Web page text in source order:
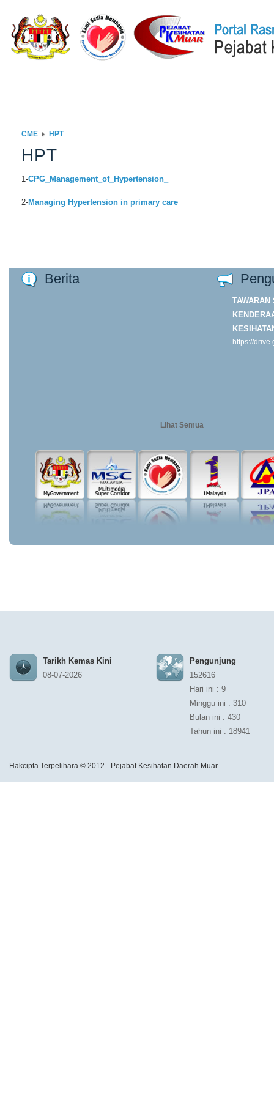
CME HPT
HPT
1-CPG_Management_of_Hypertension_
2-Managing Hypertension in primary care
Berita
Lihat Semua
https://
Tarikh Kemas Kini
08-07-2026
Pengunjung
152616
Hari ini : 9
Minggu ini : 310
Bulan ini : 430
Tahun ini : 18941
Hakcipta Terpelihara © 2012 - Pejabat Kesihatan Daerah Muar.